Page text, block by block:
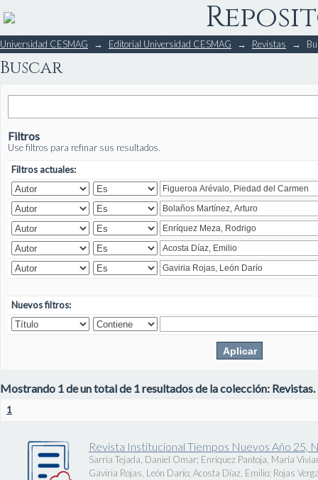
Buscar
Universidad CESMAG → Editorial Universidad CESMAG → Revistas →
Buscar
Filtros
Use filtros para refinar sus resultados.
Filtros actuales:
Nuevos filtros:
Mostrando 1 de un total de 1 resultados de la colección: Revistas.
1
Revista Institucional Tiempos Nuevos Año 25,
Sarria Tejada, Daniel Omar; Enríquez Pantoja, María
Gaviria Rojas, León Darío; Acosta Díaz, Emilio; Rojas